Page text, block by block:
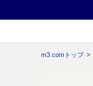
m3.comトップ >